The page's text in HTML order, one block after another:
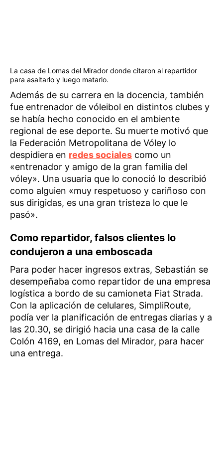
La casa de Lomas del Mirador donde citaron al repartidor
para asaltarlo y luego matarlo.
Además de su carrera en la docencia, también
fue entrenador de vóleibol en distintos clubes y
se había hecho conocido en el ambiente
regional de ese deporte. Su muerte motivó que
la Federación Metropolitana de Vóley lo
despidiera en redes sociales como un
«entrenador y amigo de la gran familia del
vóley». Una usuaria que lo conoció lo describió
como alguien «muy respetuoso y cariñoso con
sus dirigidas, es una gran tristeza lo que le
pasó».
Como repartidor, falsos clientes lo
condujeron a una emboscada
Para poder hacer ingresos extras, Sebastián se
desempeñaba como repartidor de una empresa
logística a bordo de su camioneta Fiat Strada.
Con la aplicación de celulares, SimpliRoute,
podía ver la planificación de entregas diarias y a
las 20.30, se dirigió hacia una casa de la calle
Colón 4169, en Lomas del Mirador, para hacer
una entrega.